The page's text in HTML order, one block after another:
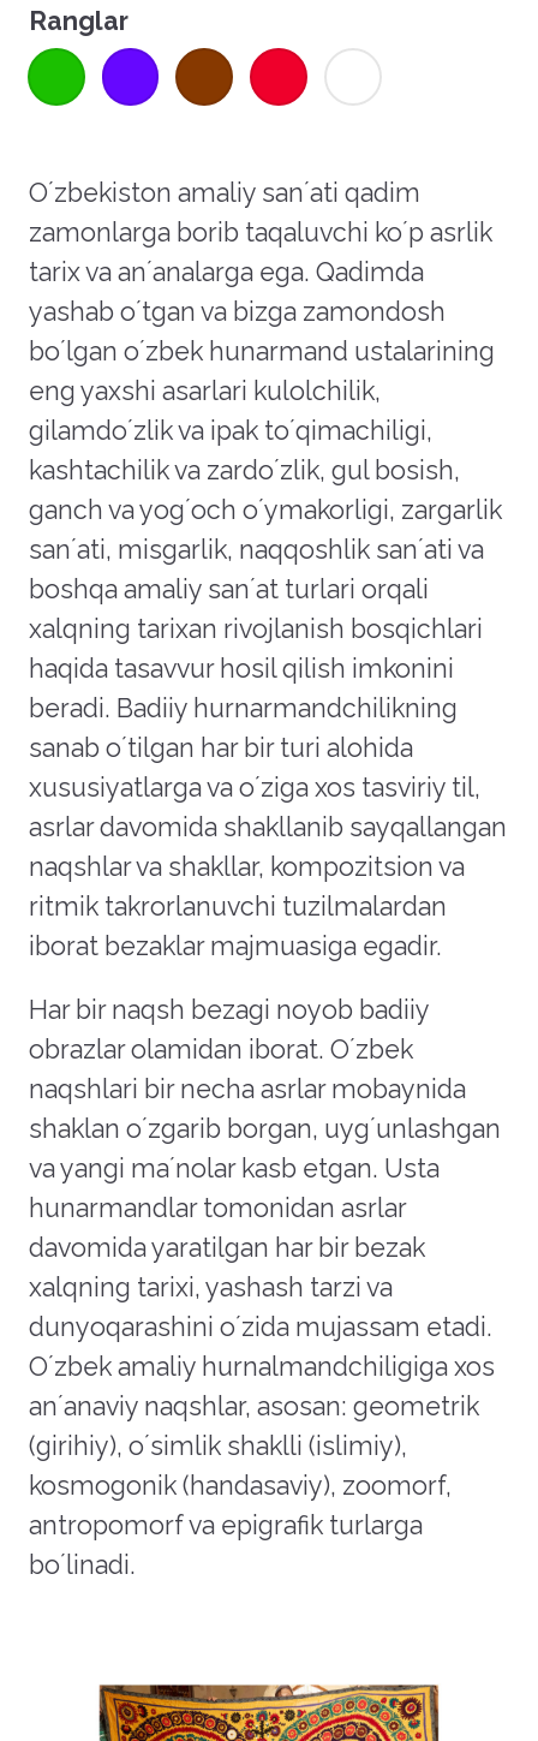
Ranglar
Oʼzbekiston amaliy sanʼati qadim
zamonlarga borib taqaluvchi koʼp asrlik
tarix va anʼanalarga ega. Qadimda
yashab oʼtgan va bizga zamondosh
boʼlgan oʼzbek hunarmand ustalarining
eng yaxshi asarlari kulolchilik,
gilamdoʼzlik va ipak toʼqimachiligi,
kashtachilik va zardoʼzlik, gul bosish,
ganch va yogʼoch oʼymakorligi, zargarlik
sanʼati, misgarlik, naqqoshlik sanʼati va
boshqa amaliy sanʼat turlari orqali
xalqning tarixan rivojlanish bosqichlari
haqida tasavvur hosil qilish imkonini
beradi. Badiiy hurnarmandchilikning
sanab oʼtilgan har bir turi alohida
xususiyatlarga va oʼziga xos tasviriy til,
asrlar davomida shakllanib sayqallangan
naqshlar va shakllar, kompozitsion va
ritmik takrorlanuvchi tuzilmalardan
iborat bezaklar majmuasiga egadir.
Har bir naqsh bezagi noyob badiiy
obrazlar olamidan iborat. Oʼzbek
naqshlari bir necha asrlar mobaynida
shaklan oʼzgarib borgan, uygʼunlashgan
va yangi maʼnolar kasb etgan. Usta
hunarmandlar tomonidan asrlar
davomida yaratilgan har bir bezak
xalqning tarixi, yashash tarzi va
dunyoqarashini oʼzida mujassam etadi.
Oʼzbek amaliy hurnalmandchiligiga xos
anʼanaviy naqshlar, asosan: geometrik
(girihiy), oʼsimlik shaklli (islimiy),
kosmogonik (handasaviy), zoomorf,
antropomorf va epigrafik turlarga
boʼlinadi.